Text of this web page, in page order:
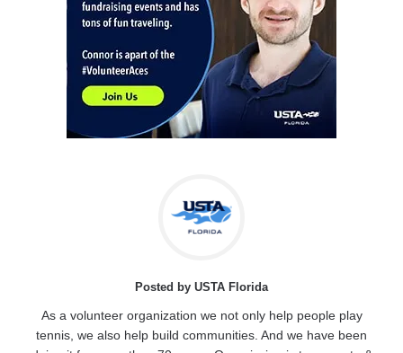
Posted by USTA Florida
As a volunteer organization we not only help people play
tennis, we also help build communities. And we have been